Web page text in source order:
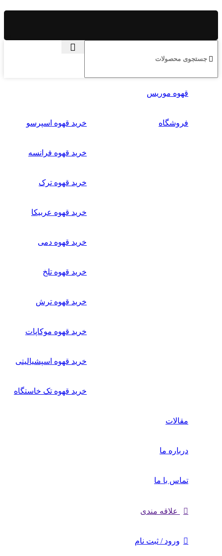
قهوه موریس
فروشگاه خرید قهوه اسپرسو
خرید قهوه فرانسه
خرید قهوه ترک
خرید قهوه عربیکا
خرید قهوه دمی
خرید قهوه تلخ
خرید قهوه ترش
خرید قهوه موکاپات
خرید قهوه اسپشیالیتی
خرید قهوه تک خاستگاه
مقالات
درباره ما
تماس با ما
علاقه مندی
ورود / ثبت نام